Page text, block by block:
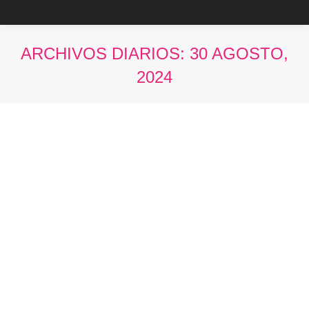
ARCHIVOS DIARIOS: 30 AGOSTO,
2024